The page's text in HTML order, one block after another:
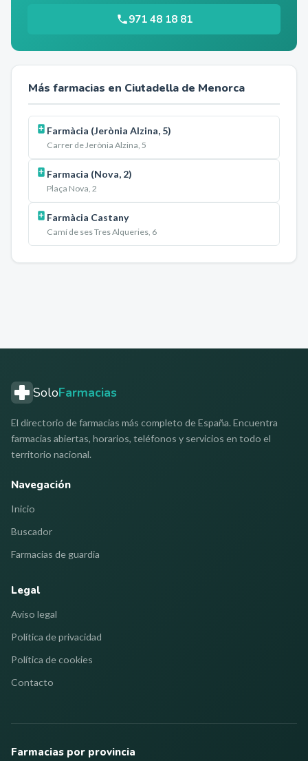
971 48 18 81
Más farmacias en Ciutadella de Menorca
Farmàcia (Jerònia Alzina, 5)
Carrer de Jerònia Alzina, 5
Farmacia (Nova, 2)
Plaça Nova, 2
Farmàcia Castany
Camí de ses Tres Alqueries, 6
SoloFarmacias
El directorio de farmacias más completo de España. Encuentra
farmacias abiertas, horarios, teléfonos y servicios en todo el
territorio nacional.
Navegación
Inicio
Buscador
Farmacias de guardia
Legal
Aviso legal
Política de privacidad
Política de cookies
Contacto
Farmacias por provincia